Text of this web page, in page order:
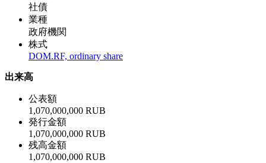
社債
業種
政府機関
株式
DOM.RF, ordinary share
出来高
公表額
1,070,000,000 RUB
発行金額
1,070,000,000 RUB
残高金額
1,070,000,000 RUB